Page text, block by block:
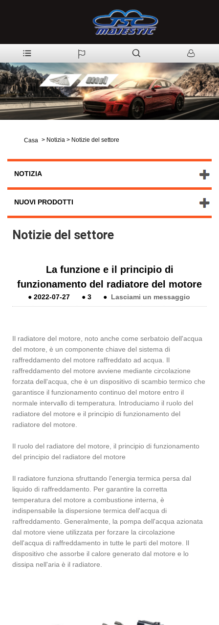
Casa > Notizia > Notizie del settore
NOTIZIA
NUOVI PRODOTTI
Notizie del settore
La funzione e il principio di
funzionamento del radiatore del motore
●2022-07-27 ●3 ● Lasciami un messaggio
Il radiatore del motore, noto anche come serbatoio dell'acqua
del motore, è un componente chiave del sistema di
raffreddamento del motore raffreddato ad acqua. Il
raffreddamento del motore avviene mediante circolazione
forzata dell'acqua, che è un dispositivo di scambio termico che
garantisce il funzionamento continuo del motore entro il
normale intervallo di temperatura. Introduciamo il ruolo del
radiatore del motore e il principio di funzionamento del
radiatore del motore.
Il ruolo del radiatore del motore, il principio di funzionamento
del principio del radiatore del motore
Il radiatore funziona sfruttando l'energia termica persa dal
liquido di raffreddamento. Per garantire la corretta
temperatura del motore a combustione interna, è
indispensabile la dispersione termica dell'acqua di
raffreddamento. Generalmente, la pompa dell'acqua azionata
dal motore viene utilizzata per forzare la circolazione
dell'acqua di raffreddamento in tutte le parti del motore. Il
dispositivo che assorbe il calore generato dal motore e lo
dissipa nell'aria è il radiatore.